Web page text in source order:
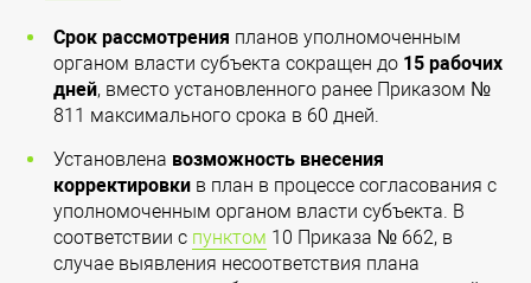
Срок рассмотрения планов уполномоченным
органом власти субъекта сокращен до 15 рабочих
дней, вместо установленного ранее Приказом №
811 максимального срока в 60 дней.
Установлена возможность внесения
корректировки в план в процессе согласования с
уполномоченным органом власти субъекта. В
соответствии с пунктом 10 Приказа № 662, в
случае выявления несоответствия плана